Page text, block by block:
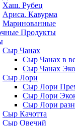
Хаш. Рубец
Ариса. Кавурма
Маринованные
Продукты
Сыр Чанах
Сыр Чанах в
Сыр Чанах
Сыр Лори
Сыр Лори
Сыр Лори
Сыр Лори
Сыр Качотта
Сыр Овечий